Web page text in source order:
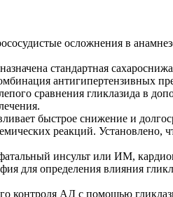
осложнения в
стандартная
антигипертензивных
сравнения гликлазида в
быстрое снижение и
реакций. Установлено,
инсульт или ИМ,
для определения влияния
контроля АД с помощью